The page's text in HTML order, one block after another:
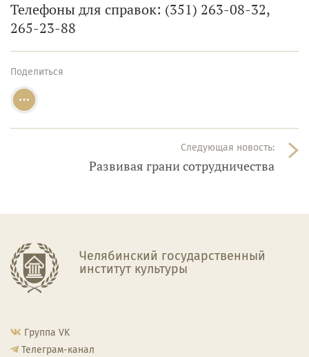
Телефоны для справок: (351) 263-08-32,
265-23-88
Поделиться
Следующая новость:
Развивая грани сотрудничества
Челябинский государственный
институт культуры
Группа VK
Телеграм-канал